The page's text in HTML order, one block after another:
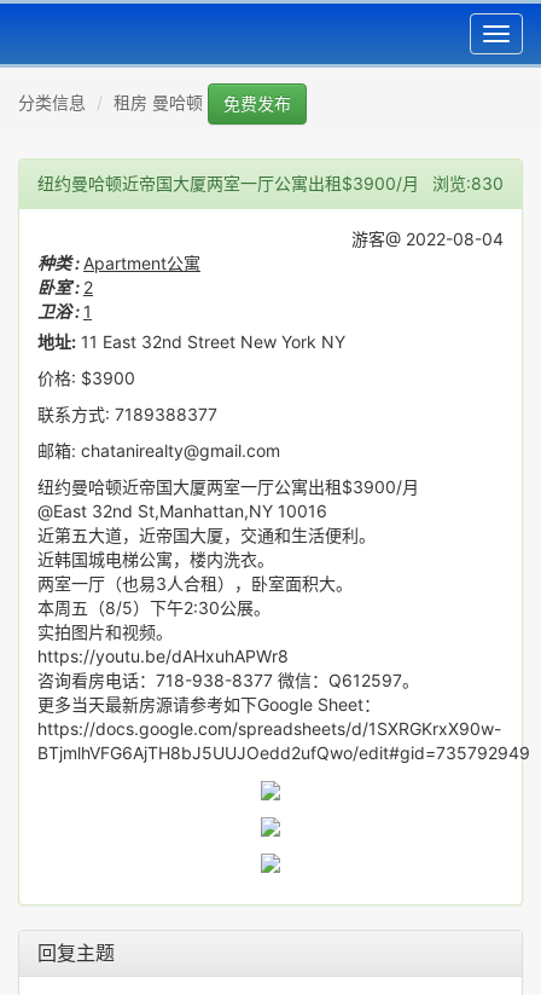
分类信息 租房 曼哈顿 免费发布
纽约曼哈顿近帝国大厦两室一厅公寓出租$3900/月 浏览:830
游客@ 2022-08-04
种类 : Apartment公寓
卧室 : 2
卫浴 : 1
地址: 11 East 32nd Street New York NY
价格: $3900
联系方式: 7189388377
邮箱: chatanirealty@gmail.com
纽约曼哈顿近帝国大厦两室一厅公寓出租$3900/月
@East 32nd St,Manhattan,NY 10016
近第五大道，近帝国大厦，交通和生活便利。
近韩国城电梯公寓，楼内洗衣。
两室一厅（也易3人合租），卧室面积大。
本周五（8/5）下午2:30公展。
实拍图片和视频。
https://youtu.be/dAHxuhAPWr8
咨询看房电话：718-938-8377 微信：Q612597。
更多当天最新房源请参考如下Google Sheet：
https://docs.google.com/spreadsheets/d/1SXRGKrxX90w-
BTjmlhVFG6AjTH8bJ5UUJOedd2ufQwo/edit#gid=735792949
回复主题